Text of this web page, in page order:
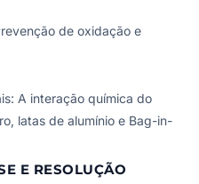
de oxidação e
A interação química do
latas de alumínio e Bag-in-
E RESOLUÇÃO